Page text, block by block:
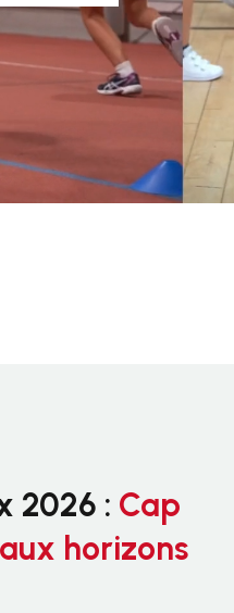
2026 : Cap
horizons